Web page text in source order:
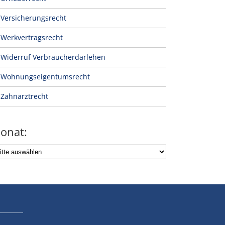
Versicherungsrecht
Werkvertragsrecht
Widerruf Verbraucherdarlehen
Wohnungseigentumsrecht
Zahnarztrecht